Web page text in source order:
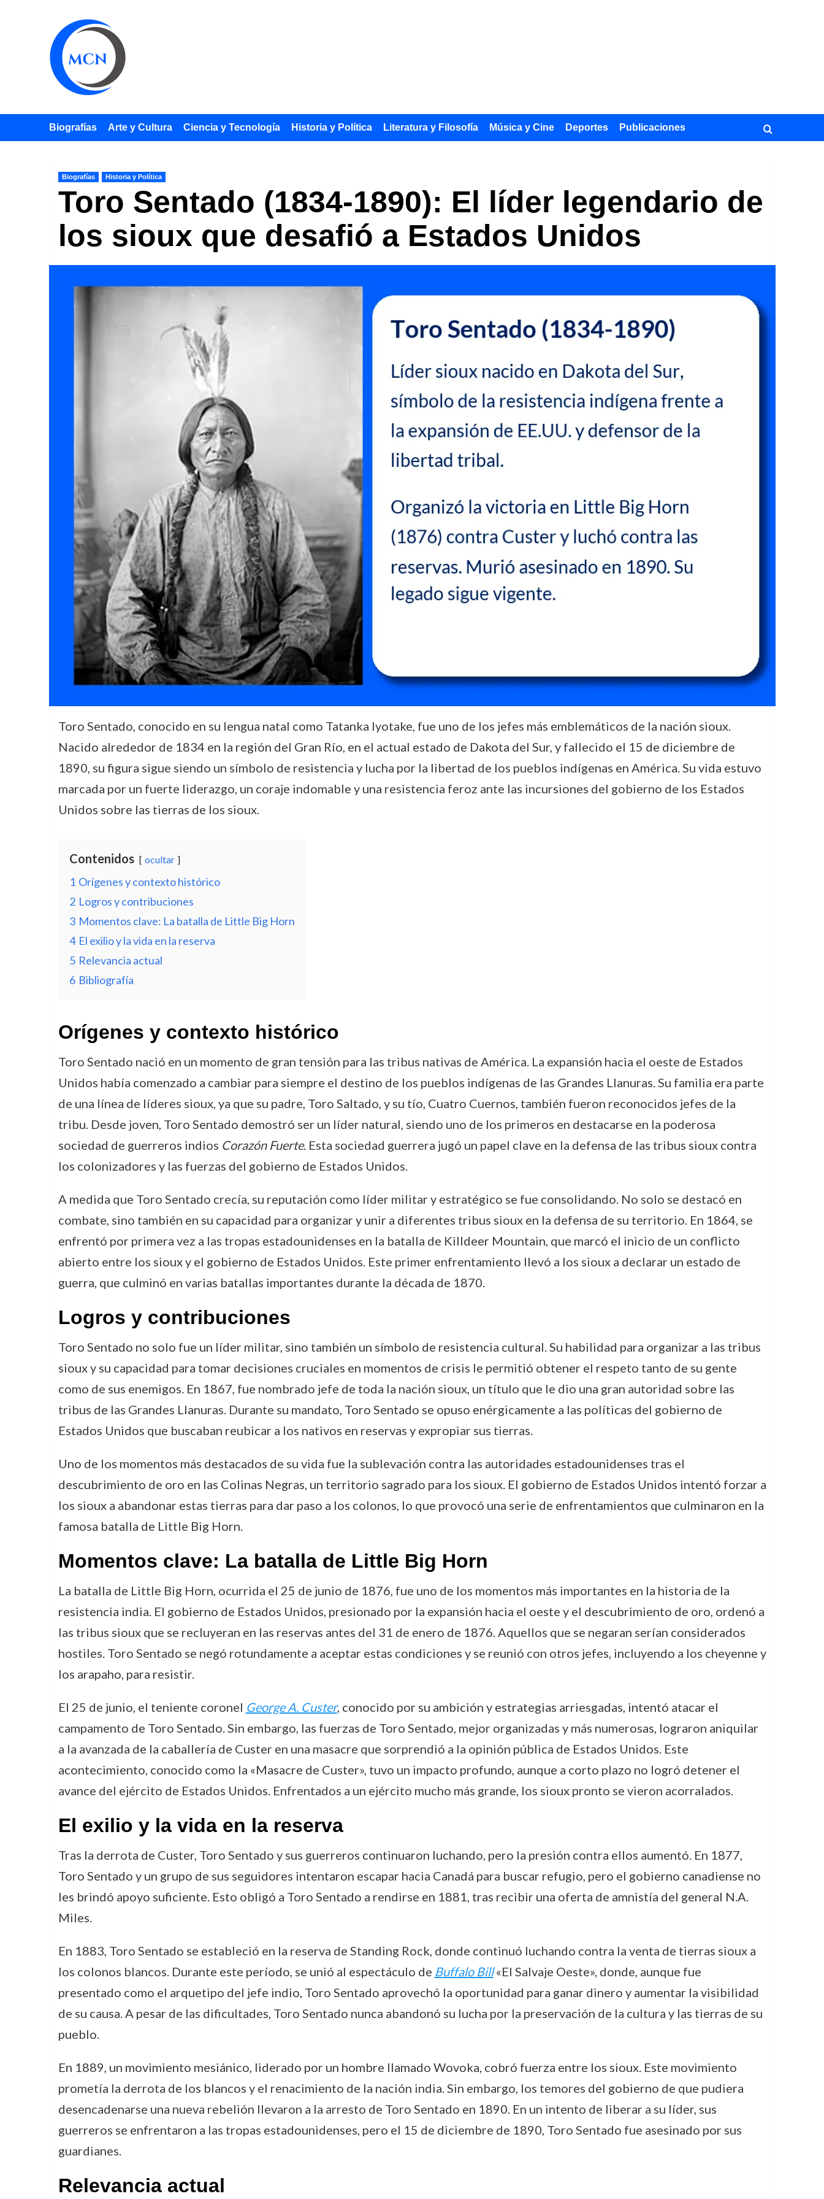
Biografías Arte y Cultura Ciencia y Tecnología Historia y Política Literatura y Filosofía Música y Cine Deportes Publicaciones
Biografías Historia y Política
Toro Sentado (1834-1890): El líder legendario de
los sioux que desafió a Estados Unidos
Toro Sentado, conocido en su lengua natal como Tatanka Iyotake, fue uno de los jefes más emblemáticos de la nación sioux.
Nacido alrededor de 1834 en la región del Gran Río, en el actual estado de Dakota del Sur, y fallecido el 15 de diciembre de
1890, su figura sigue siendo un símbolo de resistencia y lucha por la libertad de los pueblos indígenas en América. Su vida estuvo
marcada por un fuerte liderazgo, un coraje indomable y una resistencia feroz ante las incursiones del gobierno de los Estados
Unidos sobre las tierras de los sioux.
Contenidos ocultar
1 Orígenes y contexto histórico
2 Logros y contribuciones
3 Momentos clave: La batalla de Little Big Horn
4 El exilio y la vida en la reserva
5 Relevancia actual
6 Bibliografía
Orígenes y contexto histórico
Toro Sentado nació en un momento de gran tensión para las tribus nativas de América. La expansión hacia el oeste de Estados
Unidos había comenzado a cambiar para siempre el destino de los pueblos indígenas de las Grandes Llanuras. Su familia era parte
de una línea de líderes sioux, ya que su padre, Toro Saltado, y su tío, Cuatro Cuernos, también fueron reconocidos jefes de la
tribu. Desde joven, Toro Sentado demostró ser un líder natural, siendo uno de los primeros en destacarse en la poderosa
sociedad de guerreros indios Corazón Fuerte. Esta sociedad guerrera jugó un papel clave en la defensa de las tribus sioux contra
los colonizadores y las fuerzas del gobierno de Estados Unidos.
A medida que Toro Sentado crecía, su reputación como líder militar y estratégico se fue consolidando. No solo se destacó en
combate, sino también en su capacidad para organizar y unir a diferentes tribus sioux en la defensa de su territorio. En 1864, se
enfrentó por primera vez a las tropas estadounidenses en la batalla de Killdeer Mountain, que marcó el inicio de un conflicto
abierto entre los sioux y el gobierno de Estados Unidos. Este primer enfrentamiento llevó a los sioux a declarar un estado de
guerra, que culminó en varias batallas importantes durante la década de 1870.
Logros y contribuciones
Toro Sentado no solo fue un líder militar, sino también un símbolo de resistencia cultural. Su habilidad para organizar a las tribus
sioux y su capacidad para tomar decisiones cruciales en momentos de crisis le permitió obtener el respeto tanto de su gente
como de sus enemigos. En 1867, fue nombrado jefe de toda la nación sioux, un título que le dio una gran autoridad sobre las
tribus de las Grandes Llanuras. Durante su mandato, Toro Sentado se opuso enérgicamente a las políticas del gobierno de
Estados Unidos que buscaban reubicar a los nativos en reservas y expropiar sus tierras.
Uno de los momentos más destacados de su vida fue la sublevación contra las autoridades estadounidenses tras el
descubrimiento de oro en las Colinas Negras, un territorio sagrado para los sioux. El gobierno de Estados Unidos intentó forzar a
los sioux a abandonar estas tierras para dar paso a los colonos, lo que provocó una serie de enfrentamientos que culminaron en la
famosa batalla de Little Big Horn.
Momentos clave: La batalla de Little Big Horn
La batalla de Little Big Horn, ocurrida el 25 de junio de 1876, fue uno de los momentos más importantes en la historia de la
resistencia india. El gobierno de Estados Unidos, presionado por la expansión hacia el oeste y el descubrimiento de oro, ordenó a
las tribus sioux que se recluyeran en las reservas antes del 31 de enero de 1876. Aquellos que se negaran serían considerados
hostiles. Toro Sentado se negó rotundamente a aceptar estas condiciones y se reunió con otros jefes, incluyendo a los cheyenne y
los arapaho, para resistir.
El 25 de junio, el teniente coronel George A. Custer, conocido por su ambición y estrategias arriesgadas, intentó atacar el
campamento de Toro Sentado. Sin embargo, las fuerzas de Toro Sentado, mejor organizadas y más numerosas, lograron aniquilar
a la avanzada de la caballería de Custer en una masacre que sorprendió a la opinión pública de Estados Unidos. Este
acontecimiento, conocido como la «Masacre de Custer», tuvo un impacto profundo, aunque a corto plazo no logró detener el
avance del ejército de Estados Unidos. Enfrentados a un ejército mucho más grande, los sioux pronto se vieron acorralados.
El exilio y la vida en la reserva
Tras la derrota de Custer, Toro Sentado y sus guerreros continuaron luchando, pero la presión contra ellos aumentó. En 1877,
Toro Sentado y un grupo de sus seguidores intentaron escapar hacia Canadá para buscar refugio, pero el gobierno canadiense no
les brindó apoyo suficiente. Esto obligó a Toro Sentado a rendirse en 1881, tras recibir una oferta de amnistía del general N.A.
Miles.
En 1883, Toro Sentado se estableció en la reserva de Standing Rock, donde continuó luchando contra la venta de tierras sioux a
los colonos blancos. Durante este período, se unió al espectáculo de Buffalo Bill«El Salvaje Oeste», donde, aunque fue
presentado como el arquetipo del jefe indio, Toro Sentado aprovechó la oportunidad para ganar dinero y aumentar la visibilidad
de su causa. A pesar de las dificultades, Toro Sentado nunca abandonó su lucha por la preservación de la cultura y las tierras de su
pueblo.
En 1889, un movimiento mesiánico, liderado por un hombre llamado Wovoka, cobró fuerza entre los sioux. Este movimiento
prometía la derrota de los blancos y el renacimiento de la nación india. Sin embargo, los temores del gobierno de que pudiera
desencadenarse una nueva rebelión llevaron a la arresto de Toro Sentado en 1890. En un intento de liberar a su líder, sus
guerreros se enfrentaron a las tropas estadounidenses, pero el 15 de diciembre de 1890, Toro Sentado fue asesinado por sus
guardianes.
Relevancia actual